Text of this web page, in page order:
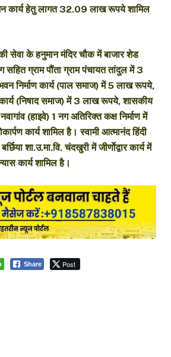
कार्य हेतु लागत 32.09 लाख रूपये शामिल
सेवा के हनुमान मंदिर चौक में बाजार शेड
सहित ग्राम पौंता ग्राम पंचायत तांदुल में 3
निर्माण कार्य (पाल समाज) में 5 लाख रूपये,
कार्य (निषाद समाज) में 3 लाख रूपये, शासकीय
(हाइवे) 1 नग अतिरिक्त कक्ष निर्माण में
कार्य शामिल है। स्वामी आत्मानंद हिंदी
शा.उ.मा.वि. चंदखुरी में जीर्णाेद्वार कार्य में
कार्य शामिल है।
Share Post